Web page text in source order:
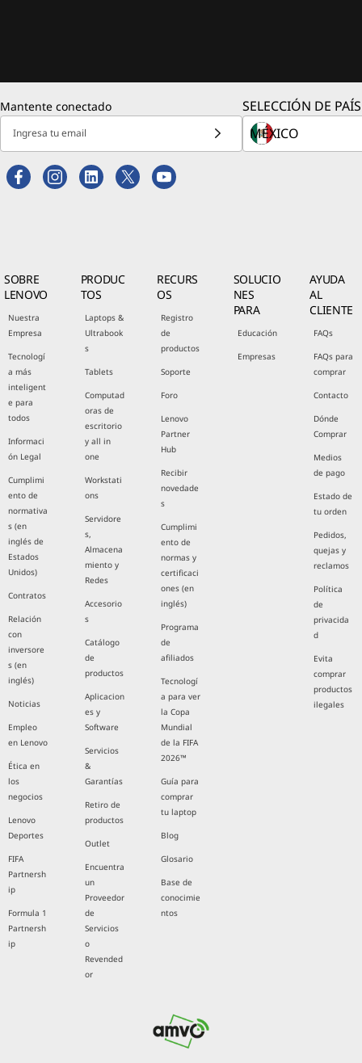
Mantente conectado
Ingresa tu email
SELECCIÓN DE PAÍS
SOBRE
LENOVO
Nuestra
Empresa
Tecnologí
a más
inteligent
e para
todos
Informaci
ón Legal
Cumplimi
ento de
normativa
s (en
inglés de
Estados
Unidos)
Contratos
Relación
con
inversore
s (en
inglés)
Noticias
Empleo
en Lenovo
Ética en
los
negocios
Lenovo
Deportes
FIFA
Partnersh
ip
Formula 1
Partnersh
ip
PRODUC
TOS
Laptops &
Ultrabook
s
Tablets
Computad
oras de
escritorio
y all in
one
Workstati
ons
Servidore
s,
Almacena
miento y
Redes
Accesorio
s
Catálogo
de
productos
Aplicacion
es y
Software
Servicios
&
Garantías
Retiro de
productos
Outlet
Encuentra
un
Proveedor
de
Servicios
o
Revended
or
RECURS
OS
Registro
de
productos
Soporte
Foro
Lenovo
Partner
Hub
Recibir
novedade
s
Cumplimi
ento de
normas y
certificaci
ones (en
inglés)
Programa
de
afiliados
Tecnologí
a para ver
la Copa
Mundial
de la FIFA
2026™
Guía para
comprar
tu laptop
Blog
Glosario
Base de
conocimie
ntos
SOLUCIO
NES
PARA
Educación
Empresas
AYUDA
AL
CLIENTE
FAQs
FAQs para
comprar
Contacto
Dónde
Comprar
Medios
de pago
Estado de
tu orden
Pedidos,
quejas y
reclamos
Política
de
privacida
d
Evita
comprar
productos
ilegales